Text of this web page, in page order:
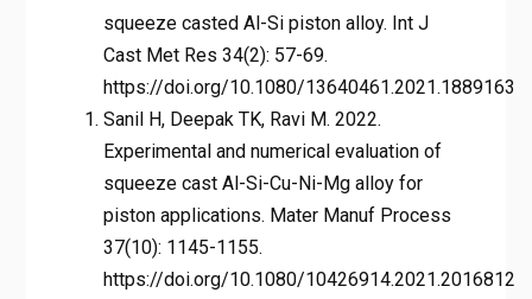
squeeze casted Al-Si piston alloy. Int J
Cast Met Res 34(2): 57-69.
https://doi.org/10.1080/13640461.2021.1889163
Sanil H, Deepak TK, Ravi M. 2022.
Experimental and numerical evaluation of
squeeze cast Al-Si-Cu-Ni-Mg alloy for
piston applications. Mater Manuf Process
37(10): 1145-1155.
https://doi.org/10.1080/10426914.2021.2016812